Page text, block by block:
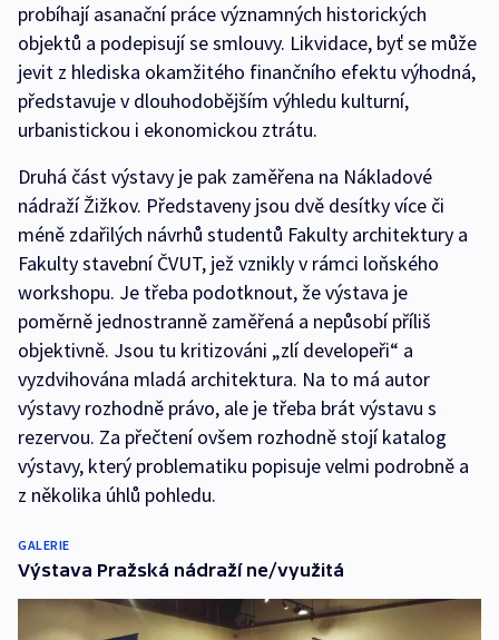
probíhají asanační práce významných historických
objektů a podepisují se smlouvy. Likvidace, byť se může
jevit z hlediska okamžitého finančního efektu výhodná,
představuje v dlouhodobějším výhledu kulturní,
urbanistickou i ekonomickou ztrátu.
Druhá část výstavy je pak zaměřena na Nákladové
nádraží Žižkov. Představeny jsou dvě desítky více či
méně zdařilých návrhů studentů Fakulty architektury a
Fakulty stavební ČVUT, jež vznikly v rámci loňského
workshopu. Je třeba podotknout, že výstava je
poměrně jednostranně zaměřená a nepůsobí příliš
objektivně. Jsou tu kritizováni „zlí developeři“ a
vyzdvihována mladá architektura. Na to má autor
výstavy rozhodně právo, ale je třeba brát výstavu s
rezervou. Za přečtení ovšem rozhodně stojí katalog
výstavy, který problematiku popisuje velmi podrobně a
z několika úhlů pohledu.
GALERIE
Výstava Pražská nádraží ne/využitá